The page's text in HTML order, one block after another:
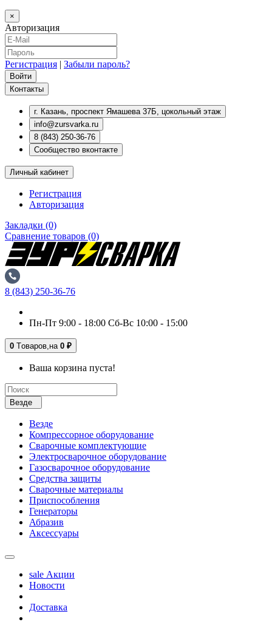
×
Авторизация
Регистрация | Забыли пароль?
Контакты
г. Казань, проспект Ямашева 37Б, цокольный этаж
info@zursvarka.ru
8 (843) 250-36-76
Сообщество вконтакте
Личный кабинет
Регистрация
Авторизация
Закладки (0)
Сравнение товаров (0)
8 (843) 250-36-76
Пн-Пт 9:00 - 18:00 Сб-Вс 10:00 - 15:00
0 Tоваров,на 0 ₽
Ваша корзина пуста!
Везде
Везде
Компрессорное оборудование
Сварочные комплектующие
Электросварочное оборудование
Газосварочное оборудование
Средства защиты
Сварочные материалы
Приспособления
Генераторы
Абразив
Аксессуары
sale Акции
Новости
Доставка